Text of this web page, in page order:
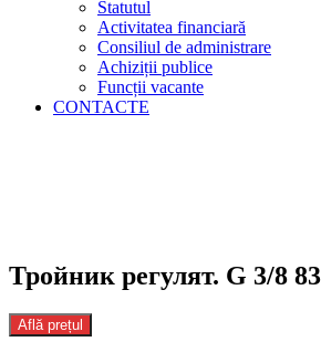
Statutul
Activitatea financiară
Consiliul de administrare
Achiziții publice
Funcții vacante
CONTACTE
Тройник регулят. G 3/8
Află prețul